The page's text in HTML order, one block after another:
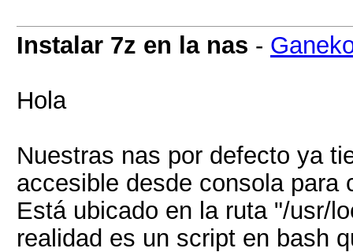
Instalar 7z en la nas -
Hola
Nuestras nas por defecto ya
accesible desde consola para
Está ubicado en la ruta "/usr/
realidad es un script en bash